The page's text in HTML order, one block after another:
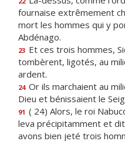
fournaise extrêmement
mort les hommes qui y
Abdénago.
23 Et ces trois hommes,
tombèrent, ligotés, au
ardent.
24 Or ils marchaient au
Dieu et bénissaient le
91 ( 24) Alors, le roi
leva précipitamment et
avons bien jeté trois